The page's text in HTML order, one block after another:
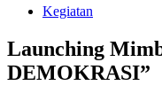
Kegiatan
Launching
DEMOKRASI”